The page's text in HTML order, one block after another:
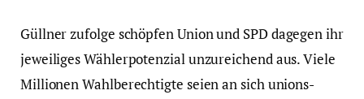
Güllner zufolge schöpfen Union und SPD dagegen ihr
jeweiliges Wählerpotenzial unzureichend aus. Viele
Millionen Wahlberechtigte seien an sich unions-